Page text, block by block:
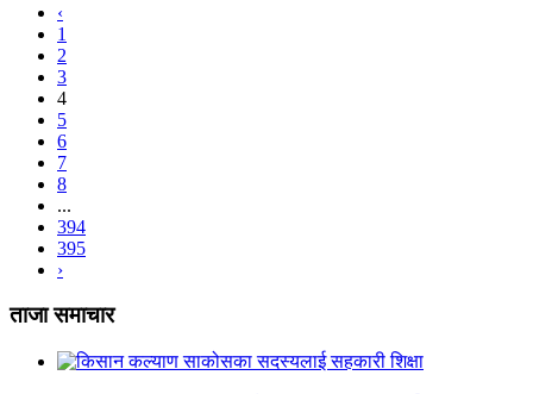
‹
1
2
3
4
5
6
7
8
...
394
395
›
ताजा समाचार